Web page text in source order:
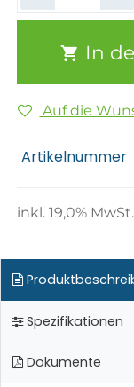
In
Auf die
Artikelnummer
inkl.19,0%
Spezifikationen
Dokumente